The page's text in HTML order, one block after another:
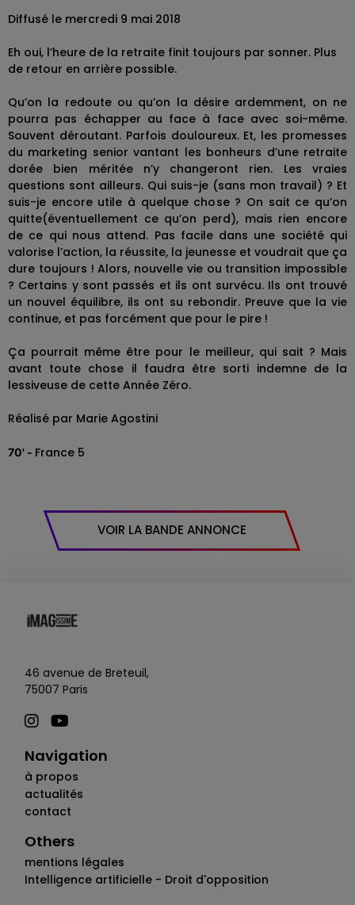
Diffusé le mercredi 9 mai 2018
Eh oui, l’heure de la retraite finit toujours par sonner. Plus
de retour en arrière possible.
Qu’on la redoute ou qu’on la désire ardemment, on ne
pourra pas échapper au face à face avec soi-même.
Souvent déroutant. Parfois douloureux. Et, les promesses
du marketing senior vantant les bonheurs d’une retraite
dorée bien méritée n’y changeront rien. Les vraies
questions sont ailleurs. Qui suis-je (sans mon travail) ? Et
suis-je encore utile à quelque chose ? On sait ce qu’on
quitte(éventuellement ce qu’on perd), mais rien encore
de ce qui nous attend. Pas facile dans une société qui
valorise l’action, la réussite, la jeunesse et voudrait que ça
dure toujours ! Alors, nouvelle vie ou transition impossible
? Certains y sont passés et ils ont survécu. Ils ont trouvé
un nouvel équilibre, ils ont su rebondir. Preuve que la vie
continue, et pas forcément que pour le pire !
Ça pourrait même être pour le meilleur, qui sait ? Mais
avant toute chose il faudra être sorti indemne de la
lessiveuse de cette Année Zéro.
Réalisé par Marie Agostini
70' - France 5
VOIR LA BANDE ANNONCE
46 avenue de Breteuil,
75007 Paris
Navigation
à propos
actualités
contact
Others
mentions légales
Intelligence artificielle - Droit d'opposition